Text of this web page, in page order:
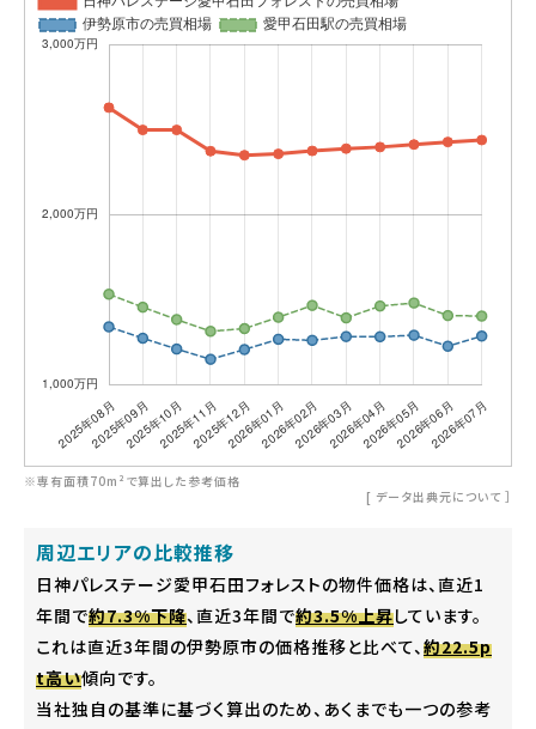
※専有面積70m²で算出した参考価格
[ データ出典元について ］
周辺エリアの比較推移
日神パレステージ愛甲石田フォレストの物件価格は、直近1
年間で約7.3%下降、直近3年間で約3.5%上昇しています。
これは直近3年間の伊勢原市の価格推移と比べて、 約22.5p
t高い傾向です。
当社独自の基準に基づく算出のため、あくまでも一つの参考